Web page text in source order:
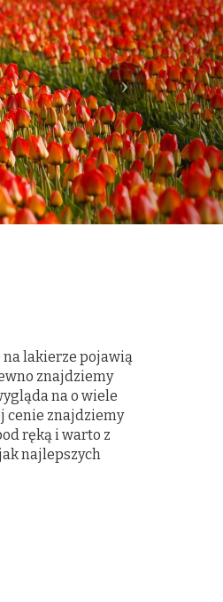
na lakierze pojawią
znajdziemy
na o wiele
cenie znajdziemy
ręką i warto z
najlepszych